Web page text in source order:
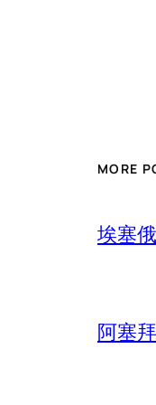
MORE
埃塞
阿塞